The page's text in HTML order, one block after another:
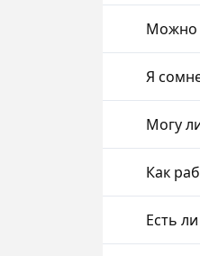
Можно
Я
Могу
Как
Есть